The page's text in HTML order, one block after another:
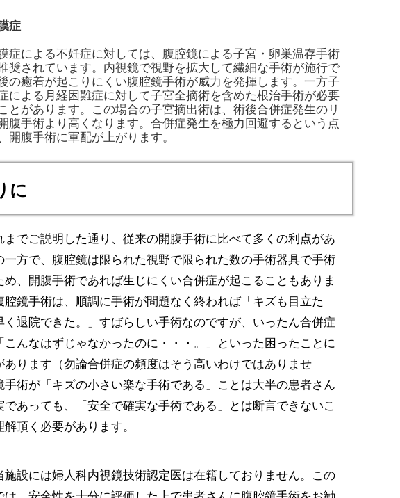
症
症による不妊症に対しては、腹腔鏡による子宮・卵巣温存手術
奨されています。内視鏡で視野を拡大して繊細な手術が施行で
の癒着が起こりにくい腹腔鏡手術が威力を発揮します。一方子
による月経困難症に対して子宮全摘術を含めた根治手術が必要
とがあります。この場合の子宮摘出術は、術後合併症発生のリ
腹手術より高くなります。合併症発生を極力回避するという点
開腹手術に軍配が上がります。
に
までご説明した通り、従来の開腹手術に比べて多くの利点があ
一方で、腹腔鏡は限られた視野で限られた数の手術器具で手術
め、開腹手術であれば生じにくい合併症が起こることもありま
腔鏡手術は、順調に手術が問題なく終われば「キズも目立た
く退院できた。」すばらしい手術なのですが、いったん合併症
こんなはずじゃなかったのに・・・。」といった困ったことに
あります（勿論合併症の頻度はそう高いわけではありませ
手術が「キズの小さい楽な手術である」ことは大半の患者さん
であっても、「安全で確実な手術である」とは断言できないこ
解頂く必要があります。
施設には婦人科内視鏡技術認定医は在籍しておりません。この